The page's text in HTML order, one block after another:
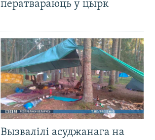
ператвараюць у цырк
Вызвалілі асуджанага на